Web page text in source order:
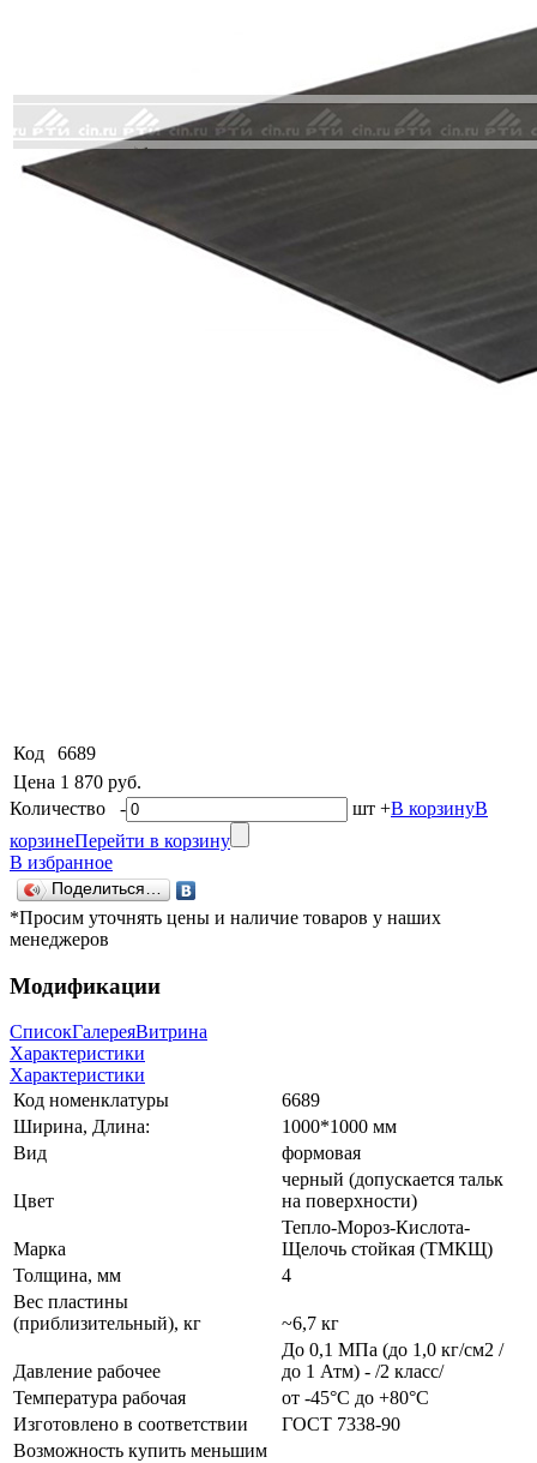
Код
6689
Цена 1 870 руб.
Количество - шт +В корзинуВ
корзинеПерейти в корзину
В избранное
Поделиться…
*Просим уточнять цены и наличие товаров у наших
менеджеров
Модификации
СписокГалереяВитрина
Характеристики
Характеристики
Код номенклатуры
6689
Ширина, Длина:
1000*1000 мм
Вид
формовая
Цвет
черный (допускается тальк
на поверхности)
Марка
Тепло-Мороз-Кислота-
Щелочь стойкая (ТМКЩ)
Толщина, мм
4
Вес пластины
(приблизительный), кг
~6,7 кг
Давление рабочее
До 0,1 МПа (до 1,0 кг/см2 /
до 1 Атм) - /2 класс/
Температура рабочая
от -45°С до +80°С
Изготовлено в соответствии
ГОСТ 7338-90
Возможность купить меньшим